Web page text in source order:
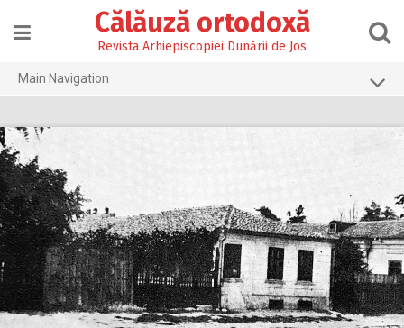
content
Călăuză ortodoxă
Revista Arhiepiscopiei Dunării de Jos
Main Navigation
2026
2025
2024
2023
2022
2021